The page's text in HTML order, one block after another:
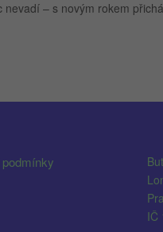
– s novým rokem
IČ